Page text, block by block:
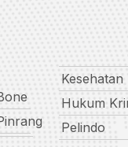
Kesehatan
Hukum
Pelindo